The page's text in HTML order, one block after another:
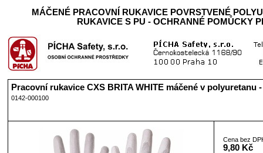
MÁČENÉ PRACOVNÍ RUKAVICE POVRSTVENÉ
RUKAVICE S PU - OCHRANNÉ POMŮCKY
Pracovní rukavice CXS BRITA WHITE máčené v polyuretanu
0142-000100
Cena bez
9,80 Kč